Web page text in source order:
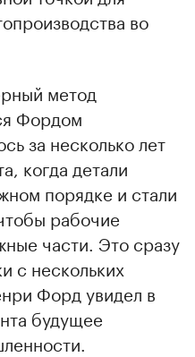
во
метод
Фордом
за несколько лет
когда детали
порядке и стали
рабочие
части. Это сразу
с нескольких
Форд увидел в
будущее